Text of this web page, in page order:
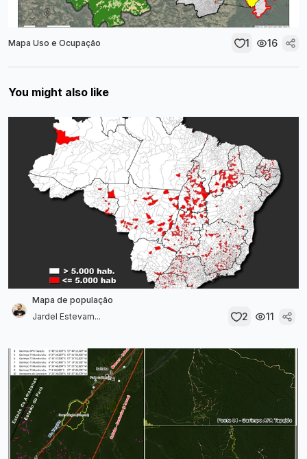
Mapa Uso e Ocupação 1 16
You might also like
Mapa de população
Jardel Estevam...
2 11